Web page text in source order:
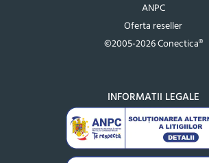
ANPC
Oferta reseller
©2005-2026 Conectica®
INFORMATII LEGALE